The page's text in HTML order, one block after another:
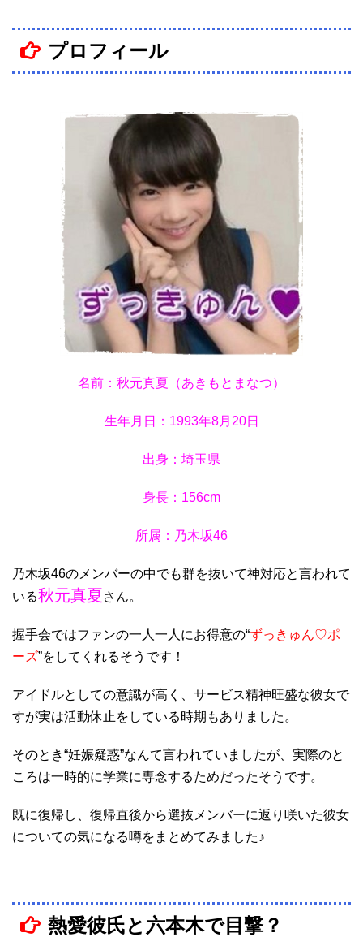
プロフィール
名前：秋元真夏（あきもとまなつ）
生年月日：1993年8月20日
出身：埼玉県
身長：156cm
所属：乃木坂46
乃木坂46のメンバーの中でも群を抜いて神対応と言われて
いる秋元真夏さん。
握手会ではファンの一人一人にお得意の“ずっきゅん♡ポ
ーズ”をしてくれるそうです！
アイドルとしての意識が高く、サービス精神旺盛な彼女で
すが実は活動休止をしている時期もありました。
そのとき“妊娠疑惑”なんて言われていましたが、実際のと
ころは一時的に学業に専念するためだったそうです。
既に復帰し、復帰直後から選抜メンバーに返り咲いた彼女
についての気になる噂をまとめてみました♪
熱愛彼氏と六本木で目撃？